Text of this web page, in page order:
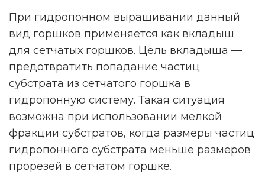
При гидропонном выращивании данный
вид горшков применяется как вкладыш
для сетчатых горшков. Цель вкладыша —
предотвратить попадание частиц
субстрата из сетчатого горшка в
гидропонную систему. Такая ситуация
возможна при использовании мелкой
фракции субстратов, когда размеры частиц
гидропонного субстрата меньше размеров
прорезей в сетчатом горшке.